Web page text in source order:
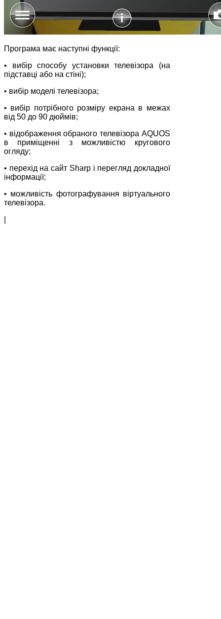
Програма має наступні функції:
• вибір способу установки телевізора (на
підставці або на стіні);
• вибір моделі телевізора;
• вибір потрібного розміру екрана в межах
від 50 до 90 дюймів;
• відображення обраного телевізора AQUOS
в приміщенні з можливістю кругового
огляду;
• перехід на сайт Sharp і перегляд докладної
інформації;
• можливість фотографування віртуального
телевізора.